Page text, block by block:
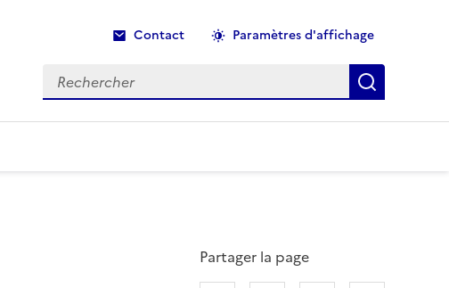
Contact Paramètres d'affichage
Rechercher
Recherche
Partager la page